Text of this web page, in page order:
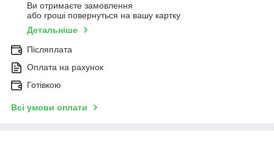
Ви отримаєте замовлення
або гроші повернуться на вашу картку
Детальніше
Післяплата
Оплата на рахунок
Готівкою
Всі умови оплати